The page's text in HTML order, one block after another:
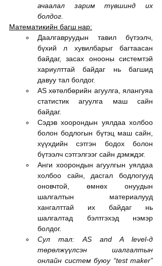
ачаалал зарим түвшинд их
болдог.
Математикийн багш нар:
Даалгавруудын тавил бүтээлч,
бүхий л хувилбарыг багтаасан
байдаг, засах онооны системтэй
хариулттай байдаг нь багшид
давуу тал болдог.
AS хөтөлбөрийн агуулга, ялангуяа
статистик агуулга маш сайн
байдаг.
Сэдэв хоорондын уялдаа холбоо
болон бодлогын бүтэц маш сайн,
хүүхдийн сэтгэн бодох болон
бүтээлч сэтгэлгээг сайн дэмждэг.
Анги хоорондын агуулгын уялдаа
холбоо сайн, дасгал бодлогууд
оновчтой, өмнөх онуудын
шалгалтын материалууд
хангалттай их байдаг нь
шалгалтад бэлтгэхэд нэмэр
болдог.
Сул тал: AS and A level-д
төрөлжүүлсэн шалгалтын
онлайн систем буюу “test maker”